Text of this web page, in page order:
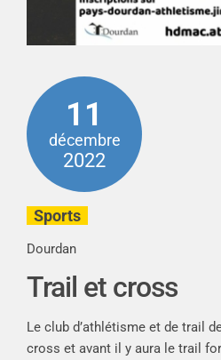
11
décembre
2022
Sports
Dourdan
Trail et cross
Le club d’athlétisme et de trail
cross et avant il y aura le trail